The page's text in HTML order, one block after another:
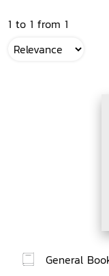
1 to 1 from 1
General